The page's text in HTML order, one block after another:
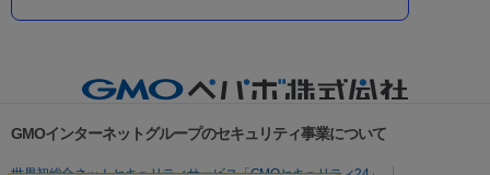
GMOインターネットグループのセキュリティ事業について